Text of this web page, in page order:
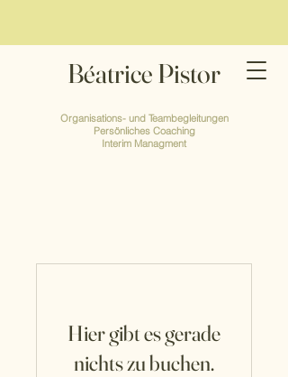
Béatrice Pistor
Organisations- und Teambegleitungen
Persönliches Coaching
Interim Managment
Hier gibt es gerade
nichts zu buchen.